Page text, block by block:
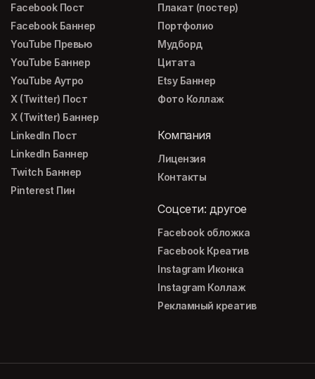
Facebook Пост
Facebook Баннер
YouTube Превью
YouTube Баннер
YouTube Аутро
X (Twitter) Пост
X (Twitter) Баннер
LinkedIn Пост
LinkedIn Баннер
Twitch Баннер
Pinterest Пин
Плакат (постер)
Портфолио
Мудборд
Цитата
Etsy Баннер
Фото Коллаж
Компания
Лицензия
Контакты
Соцсети: другое
Facebook обложка
Facebook Креатив
Instagram Иконка
Instagram Коллаж
Рекламный креатив